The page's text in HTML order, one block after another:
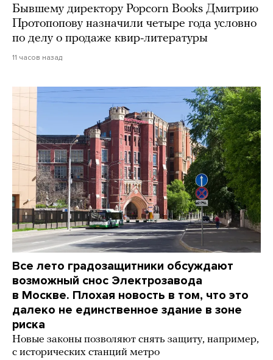
Бывшему директору Popcorn Books Дмитрию
Протопопову назначили четыре года условно
по делу о продаже квир-литературы
11 часов назад
Все лето градозащитники обсуждают
возможный снос Электрозавода
в Москве. Плохая новость в том, что это
далеко не единственное здание в зоне
риска
Новые законы позволяют снять защиту, например,
с исторических станций метро